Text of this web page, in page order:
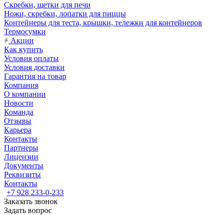
Скребки, щетки для печи
Ножи, скребки, лопатки для пиццы
Контейнеры для теста, крышки, тележки для контейнеров
Термосумки
Акции
Как купить
Условия оплаты
Условия доставки
Гарантия на товар
Компания
О компании
Новости
Команда
Отзывы
Карьера
Контакты
Партнеры
Лицензии
Документы
Реквизиты
Контакты
+7 928 233-0-233
Заказать звонок
Задать вопрос